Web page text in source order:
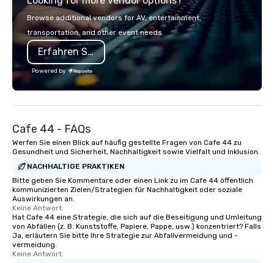
colleagues at each venue to mix,
mingle, and easily network. Each tour
is led by a professional guide
specializing in escorting large groups
with utmost care, who personalizes
each experience with fun and
engaging information along the way.
dining experience melded into one,
that are sure to add new vitality to
meeting events, from conferences to
team building. All-Inclusive Group
Dining When meeting planners book a
corporate group event through Lip
Smacking Foodie Tours, the entire
group is assured a top-notch dining
experience with three to four
signature dishes at each restaurant.
Our affordable tours are priced per
Browse additional vendors for AV, entertainment,
transportation, and other event needs.
Erfahren Sie mehr
Powered by
Cafe 44 - FAQs
Werfen Sie einen Blick auf häufig gestellte Fragen von Cafe 44 zu
Gesundheit und Sicherheit, Nachhaltigkeit sowie Vielfalt und Inklusion.
NACHHALTIGE PRAKTIKEN
Bitte geben Sie Kommentare oder einen Link zu im Cafe 44 öffentlich
kommunizierten Zielen/Strategien für Nachhaltigkeit oder soziale
Auswirkungen an.
Keine Antwort.
Hat Cafe 44 eine Strategie, die sich auf die Beseitigung und Umleitung
von Abfällen (z. B. Kunststoffe, Papiere, Pappe, usw.) konzentriert? Falls
Ja, erläutern Sie bitte Ihre Strategie zur Abfallvermeidung und -
vermeidung.
Keine Antwort.